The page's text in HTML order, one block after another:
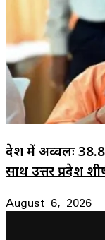
देश में अव्वलः 38.8
साथ उत्तर प्रदेश
August 6, 2026